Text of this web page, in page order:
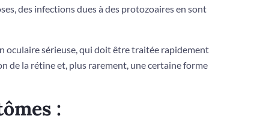
des infections dues à des protozoaires en sont
oculaire sérieuse, qui doit être traitée rapidement
de la rétine et, plus rarement, une certaine forme
: